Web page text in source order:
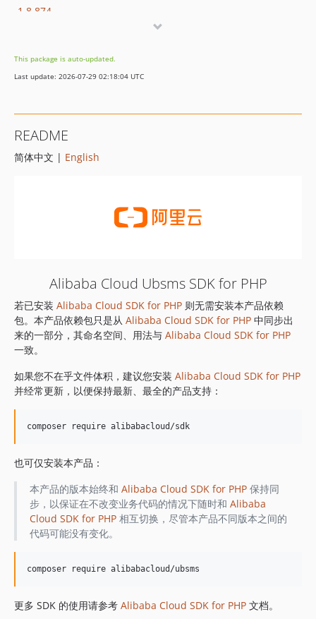
1.8.874
1.8.869
1.8.852
1.8.849
1.8.848
1.8.841
1.8.839
1.8.838
1.8.837
1.8.836
1.8.835
1.8.834
1.8.832
1.8.828
1.8.826
1.8.825
1.8.824
1.8.823
1.8.820
This package is auto-updated.
Last update: 2026-07-29 02:18:04 UTC
README
简体中文 | English
Alibaba Cloud Ubsms SDK for PHP
若已安装 Alibaba Cloud SDK for PHP 则无需安装本产品依赖
包。本产品依赖包只是从 Alibaba Cloud SDK for PHP 中同步出
来的一部分，其命名空间、用法与 Alibaba Cloud SDK for PHP
一致。
如果您不在乎文件体积，建议您安装 Alibaba Cloud SDK for PHP
并经常更新，以便保持最新、最全的产品支持：
也可仅安装本产品：
本产品的版本始终和 Alibaba Cloud SDK for PHP保持同
步，以保证在不改变业务代码的情况下随时和 Alibaba
Cloud SDK for PHP相互切换，尽管本产品不同版本之间的
代码可能没有变化。
更多 SDK 的使用请参考 Alibaba Cloud SDK for PHP 文档。